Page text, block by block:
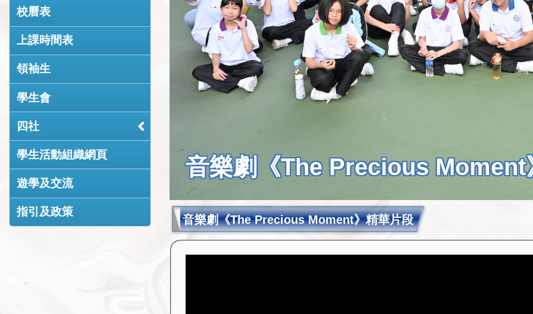
校曆表
上課時間表
領袖生
學生會
四社
學生活動組織網頁
遊學及交流
指引及政策
音樂劇《The Precious Moment
音樂劇《The Precious Moment》精華片段